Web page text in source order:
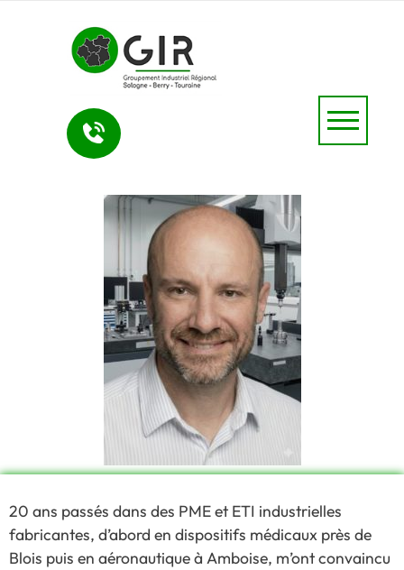
20 ans passés dans des PME et ETI industrielles
fabricantes, d’abord en dispositifs médicaux près de
Blois puis en aéronautique à Amboise, m’ont convaincu